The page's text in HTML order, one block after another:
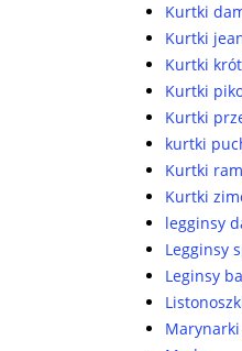
Kurtki
Kurtki
Kurtki
Kurtki
Kurtki
kurtki
Kurtki
Kurtki
legginsy
Legginsy
Leginsy